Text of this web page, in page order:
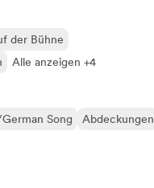
der Bühne
Alle anzeigen +4
Song
Abdeckungen